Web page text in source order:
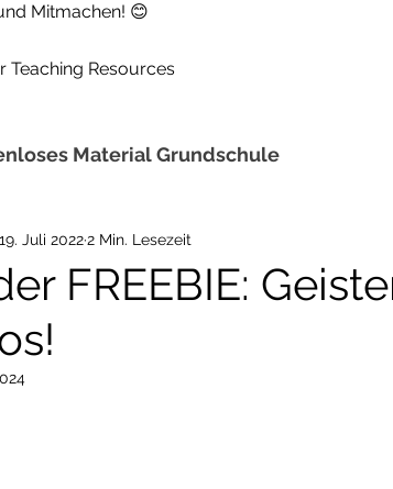
Mitmachen! 😊
Teaching Resources
Material Grundschule
Pädagogik und Psychologie
Freebies und Tipps
FREEBIE:
19. Juli 20222 Min. Lesezeit